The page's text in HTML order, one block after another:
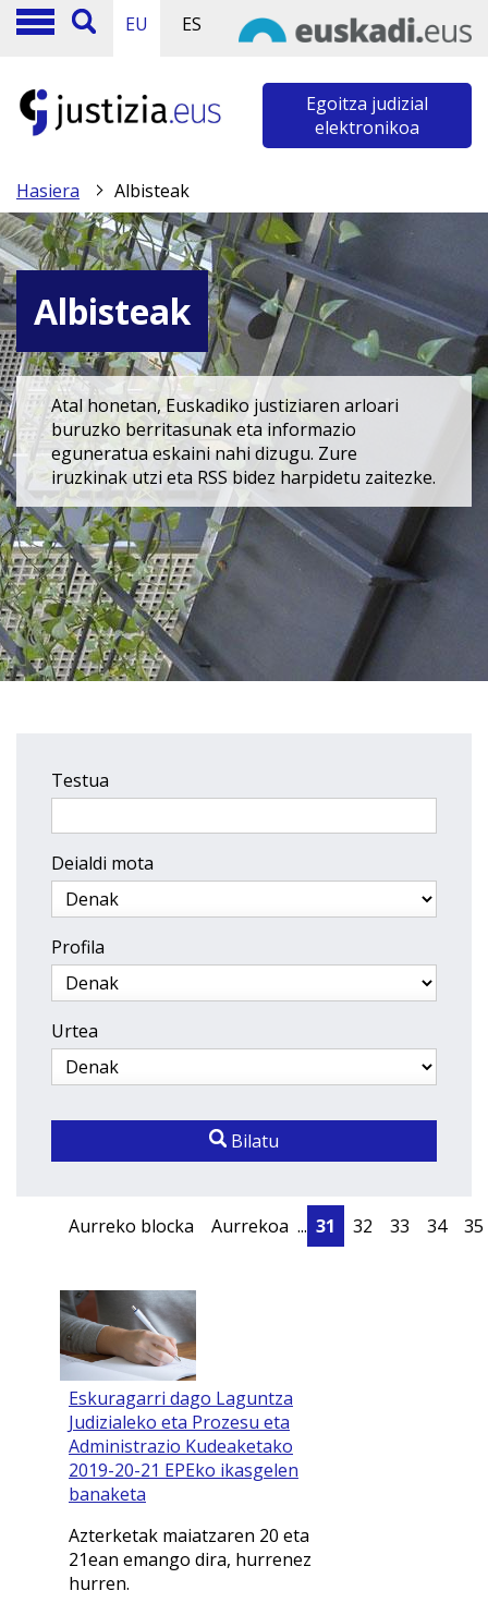
EU ES
Egoitza judizial
elektronikoa
Hasiera Albisteak
Albisteak
Atal honetan, Euskadiko justiziaren arloari
buruzko berritasunak eta informazio
eguneratua eskaini nahi dizugu. Zure
iruzkinak utzi eta RSS bidez harpidetu zaitezke.
Testua
Deialdi mota
Profila
Urtea
Bilatu
Aurreko blocka Aurrekoa ... 31 32 33 34 35
Eskuragarri dago Laguntza
Judizialeko eta Prozesu eta
Administrazio Kudeaketako
2019-20-21 EPEko ikasgelen
banaketa
Azterketak maiatzaren 20 eta
21ean emango dira, hurrenez
hurren.